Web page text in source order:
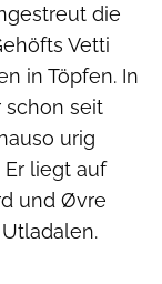
die
Vetti
in Töpfen. In
schon seit
urig
Er liegt auf
und Øvre